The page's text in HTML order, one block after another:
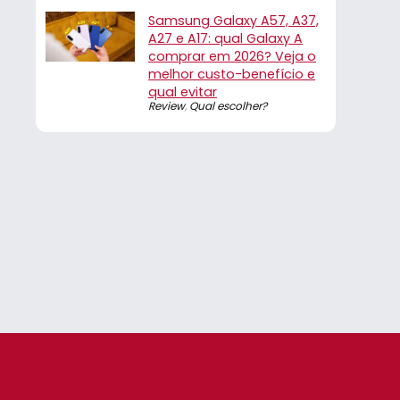
Samsung Galaxy A57, A37,
A27 e A17: qual Galaxy A
comprar em 2026? Veja o
melhor custo-benefício e
qual evitar
Review, Qual escolher?